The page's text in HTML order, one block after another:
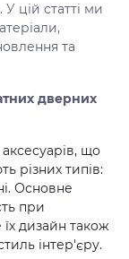
цій статті ми
та
дверних
що
різних типів:
Основне
при
їх дизайн також
інтер'єру.